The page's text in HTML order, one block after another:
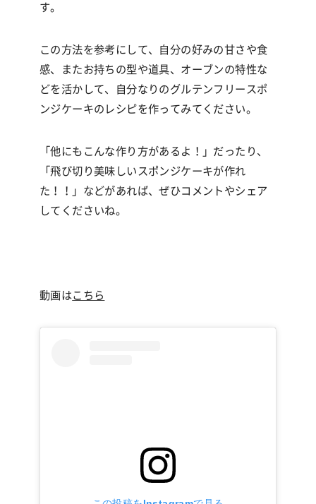
す。
この方法を参考にして、自分の好みの甘さや食
感、またお持ちの型や道具、オーブンの特性な
どを活かして、自分なりのグルテンフリースポ
ンジケーキのレシピを作ってみてください。
「他にもこんな作り方があるよ！」だったり、
「飛び切り美味しいスポンジケーキが作れ
た！！」などがあれば、ぜひコメントやシェア
してくださいね。
動画はこちら